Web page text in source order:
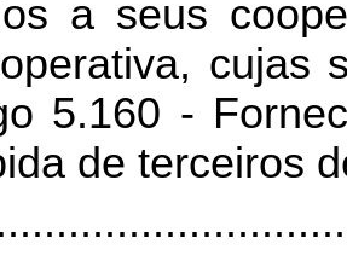
a seus
cujas
5.160 -
de terceiros